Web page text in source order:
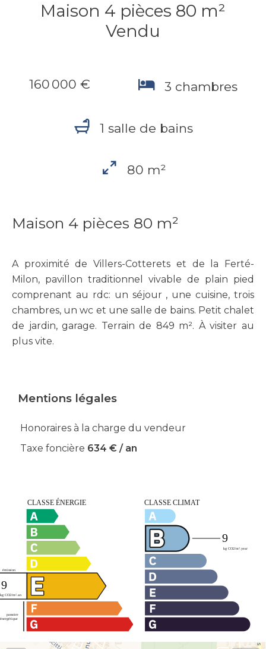
Maison 4 pièces 80 m²
Vendu
160 000 € 3 chambres
1 salle de bains
80 m²
Maison 4 pièces 80 m²
A proximité de Villers-Cotterets et de la Ferté-
Milon, pavillon traditionnel vivable de plain pied
comprenant au rdc: un séjour , une cuisine, trois
chambres, un wc et une salle de bains. Petit chalet
de jardin, garage. Terrain de 849 m². À visiter au
plus vite.
Mentions légales
Honoraires à la charge du vendeur
Taxe foncière 634 € / an